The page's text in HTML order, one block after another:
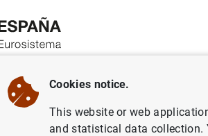
About us Activities
News and events Banco de España news
Cookies notice.
This website or web
and statistical data collection.